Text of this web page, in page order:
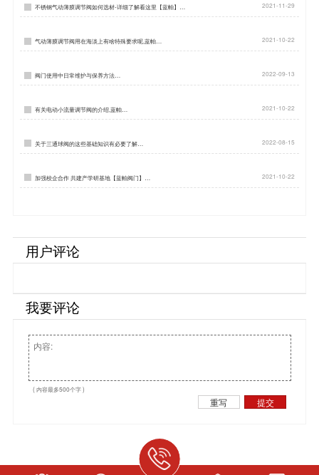
不锈钢气动薄膜调节阀如何选材-详细了解看这里【蓝帕】… 2021-11-29
气动薄膜调节阀用在海淡上有啥特殊要求呢,蓝帕… 2021-10-22
阀门使用中日常维护与保养方法… 2022-09-13
有关电动小流量调节阀的介绍,蓝帕… 2021-10-22
关于三通球阀的这些基础知识有必要了解… 2022-08-15
加强校企合作 共建产学研基地【蓝帕阀门】… 2021-10-22
用户评论
我要评论
( 内容最多500个字 )
重写 提交